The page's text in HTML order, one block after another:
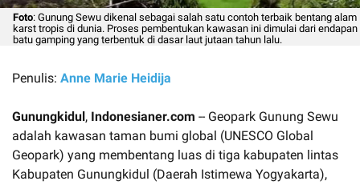
Foto: Gunung Sewu dikenal sebagai salah satu contoh terbaik bentang alam
karst tropis di dunia. Proses pembentukan kawasan ini dimulai dari endapan
batu gamping yang terbentuk di dasar laut jutaan tahun lalu.
Penulis: Anne Marie Heidija
Gunungkidul , Indonesianer.com -- Geopark Gunung Sewu
adalah kawasan taman bumi global (UNESCO Global
Geopark) yang membentang luas di tiga kabupaten lintas
Kabupaten Gunungkidul (Daerah Istimewa Yogyakarta),